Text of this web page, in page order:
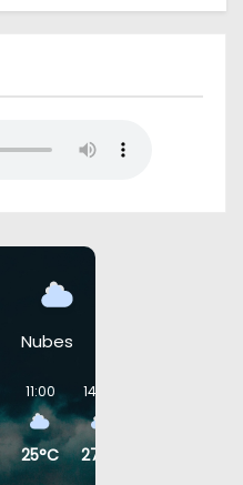
Nubes
11:00
25°C
14:00
27°C